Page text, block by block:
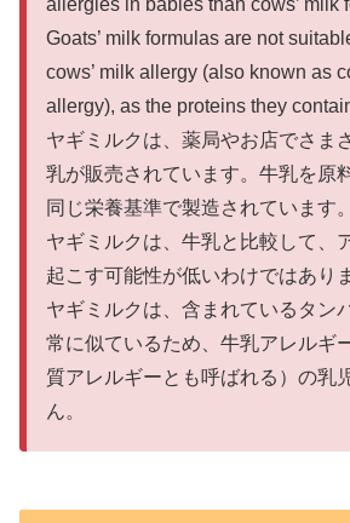
Goats’ milk formulas are not
cows’ milk allergy (also known as
allergy), as the proteins they
ヤギミルクは、薬局やお店でさま
乳が販売されています。牛乳を原
同じ栄養基準で製造されています。
ヤギミルクは、牛乳と比較して、
起こす可能性が低いわけではあり
ヤギミルクは、含まれているタン
常に似ているため、牛乳アレルギ
質アレルギーとも呼ばれる）の乳
ん。